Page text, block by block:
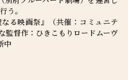
う｡
る映画祭』（共催：コミュニテ
監督作：ひきこもりロードムーヴ
中